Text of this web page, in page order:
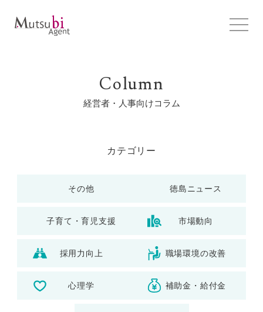
Column
経営者・人事向けコラム
カテゴリー
その他 徳島ニュース
子育て・育児支援 市場動向
採用力向上 職場環境の改善
心理学 補助金・給付金